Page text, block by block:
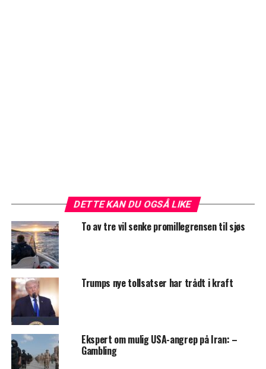
DETTE KAN DU OGSÅ LIKE
To av tre vil senke promillegrensen til sjøs
Trumps nye tollsatser har trådt i kraft
Ekspert om mulig USA-angrep på Iran: –
Gambling